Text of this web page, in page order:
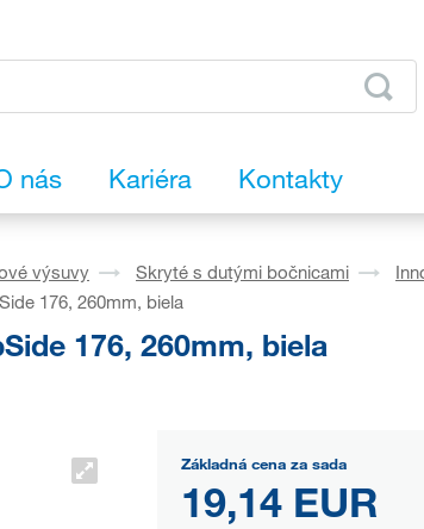
nás Kariéra Kontakty
výsuvy Skryté s dutými bočnicami
176, 260mm, biela
176, 260mm, biela
Základná cena za sada
19,14 EUR